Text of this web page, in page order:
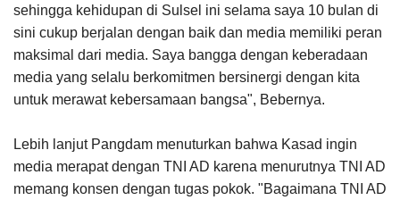
sehingga kehidupan di Sulsel ini selama saya 10 bulan di
sini cukup berjalan dengan baik dan media memiliki peran
maksimal dari media. Saya bangga dengan keberadaan
media yang selalu berkomitmen bersinergi dengan kita
untuk merawat kebersamaan bangsa", Bebernya.
Lebih lanjut Pangdam menuturkan bahwa Kasad ingin
media merapat dengan TNI AD karena menurutnya TNI AD
memang konsen dengan tugas pokok. "Bagaimana TNI AD